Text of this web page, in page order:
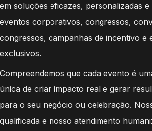
em soluções eficazes, personalizadas e
eventos corporativos, congressos,
congressos, campanhas de incentivo e
exclusivos.
Compreendemos que cada evento é
única de criar impacto real e gerar
para o seu negócio ou celebração.
qualificada e nosso atendimento